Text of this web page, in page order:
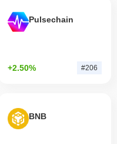
Pulsechain
+2.50% #206
BNB